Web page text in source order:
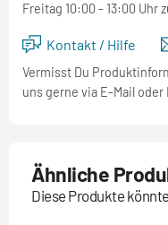
Freitag 10:00 - 13:00 Uhr
Kontakt / Hilfe
Vermisst Du
uns gerne via E-Mail oder
Ähnliche
Diese Produkte